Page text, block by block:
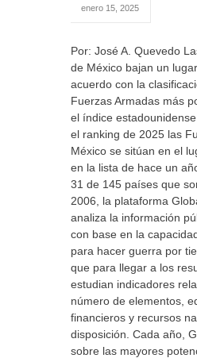
enero 15, 2025
Por: José A. Quevedo
de México bajan un
acuerdo con la
Fuerzas Armadas más
el índice estadounidense
el ranking de 2025 las
México se sitúan en el
en la lista de hace un
31 de 145 países que
2006, la plataforma
analiza la información
con base en la
para hacer guerra por
que para llegar a los
estudian indicadores
número de elementos,
financieros y recursos
disposición. Cada año,
sobre las mayores